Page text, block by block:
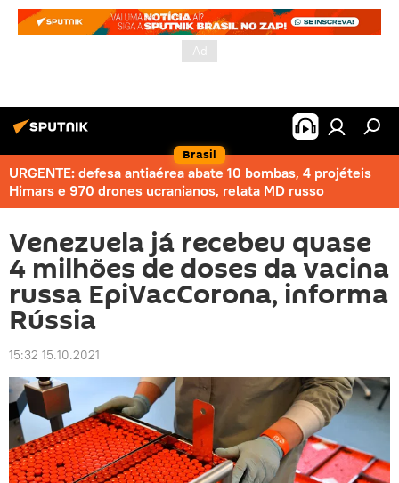
Brasil
URGENTE: defesa antiaérea abate 10 bombas, 4 projéteis
Himars e 970 drones ucranianos, relata MD russo
Venezuela já recebeu quase
4 milhões de doses da vacina
russa EpiVacCorona, informa
Rússia
15:32 15.10.2021